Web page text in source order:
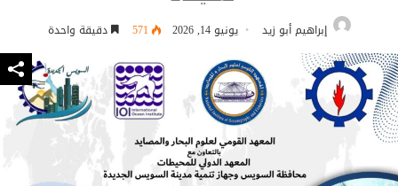
إبراهيم أبو زيد يونيو 14, 2026 571 دقيقة واحدة